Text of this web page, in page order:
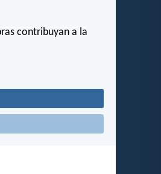
contribuyan a la